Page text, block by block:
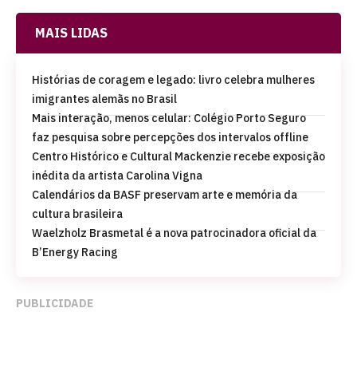
MAIS LIDAS
Histórias de coragem e legado: livro celebra mulheres
imigrantes alemãs no Brasil
Mais interação, menos celular: Colégio Porto Seguro
faz pesquisa sobre percepções dos intervalos offline
Centro Histórico e Cultural Mackenzie recebe exposição
inédita da artista Carolina Vigna
Calendários da BASF preservam arte e memória da
cultura brasileira
Waelzholz Brasmetal é a nova patrocinadora oficial da
B’Energy Racing
PUBLICIDADE